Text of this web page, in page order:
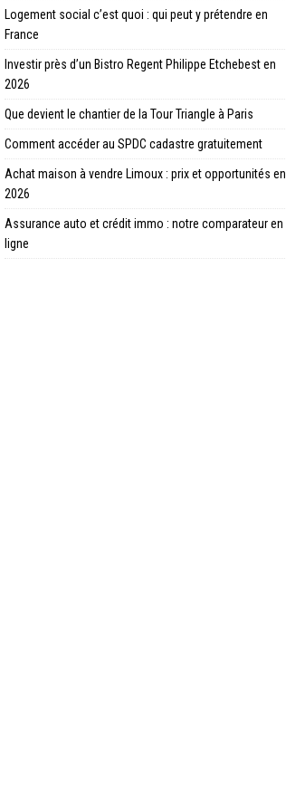
Logement social c’est quoi : qui peut y prétendre en
France
Investir près d’un Bistro Regent Philippe Etchebest en
2026
Que devient le chantier de la Tour Triangle à Paris
Comment accéder au SPDC cadastre gratuitement
Achat maison à vendre Limoux : prix et opportunités en
2026
Assurance auto et crédit immo : notre comparateur en
ligne